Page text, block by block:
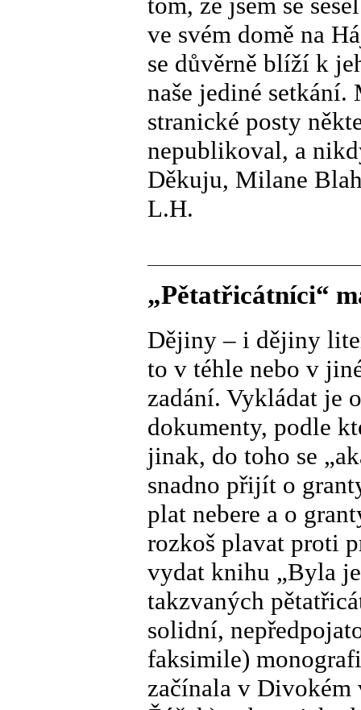
ve svém domě na
se důvěrně blíží k
naše jediné
stranické posty
nepublikoval, a
Děkuju, Milane
L.H.
„Pětatřicátníci“
Dějiny – i dějiny
to v téhle nebo v
zadání. Vykládat je
dokumenty, podle
jinak, do toho se
snadno přijít o
plat nebere a o
rozkoš plavat proti
vydat knihu „Byla
takzvaných
solidní,
faksimile)
začínala v Divokém